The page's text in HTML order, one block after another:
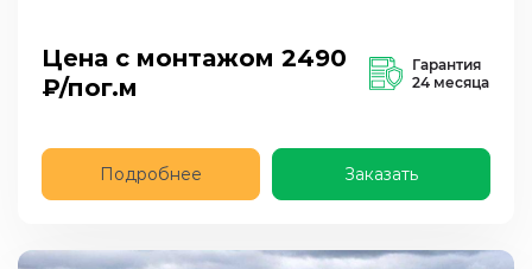
Цена с монтажом 2490
₽/пог.м
Гарантия
24 месяца
Подробнее Заказать